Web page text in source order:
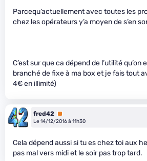
Parcequ’actuellement avec toutes les
chez les opérateurs y’a moyen de s’en
C’est sur que ca dépend de l’utilité qu’on
branché de fixe à ma box et je fais tout
4€ en illimité)
fred42 Premium
Le 14/12/2016 à 11h30
Cela dépend aussi si tu es chez toi aux
pas mal vers midi et le soir pas trop tard.